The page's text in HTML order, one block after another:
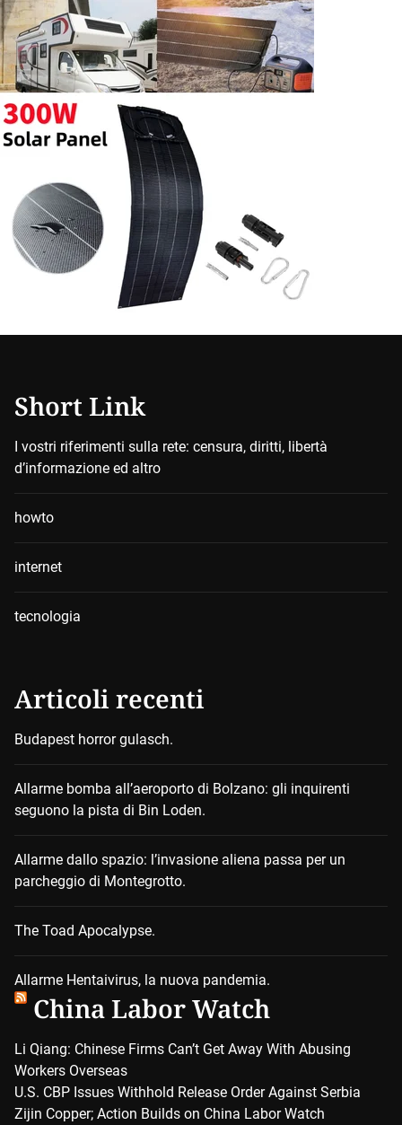
Short Link
I vostri riferimenti sulla rete: censura, diritti, libertà
d’informazione ed altro
howto
internet
tecnologia
Articoli recenti
Budapest horror gulasch.
Allarme bomba all’aeroporto di Bolzano: gli inquirenti
seguono la pista di Bin Loden.
Allarme dallo spazio: l’invasione aliena passa per un
parcheggio di Montegrotto.
The Toad Apocalypse.
Allarme Hentaivirus, la nuova pandemia.
China Labor Watch
Li Qiang: Chinese Firms Can’t Get Away With Abusing
Workers Overseas
U.S. CBP Issues Withhold Release Order Against Serbia
Zijin Copper; Action Builds on China Labor Watch